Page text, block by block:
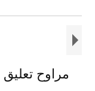
مراوح تعليق